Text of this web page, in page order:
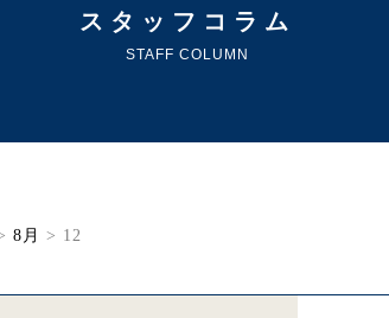
スタッフコラム
STAFF COLUMN
8月 > 12